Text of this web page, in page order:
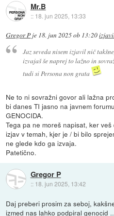
Mr.B
:: 18. jun 2025, 13:33
Gregor P je 18. jun 2025 ob 13:20
Jaz seveda nisem izjavil nič
izvajaš še naprej to lažno in
tudi si Persona non grata
Ne to ni sovražni govor ali lažna
bi danes TI jasno na javnem
GENOCIDA.
Tega pa ne moreš napisat, ker
izjav v temah, kjer je / bi bilo
ne glede kdo ga izvaja.
Patetično.
Gregor P
:: 18. jun 2025, 13:42
Daj preberi prosim za seboj,
izmed nas lahko podpiral genocid